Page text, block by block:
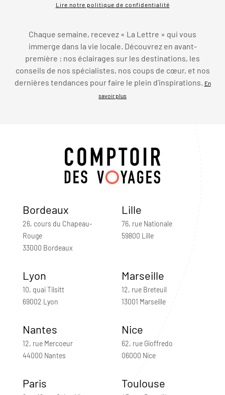
Lire notre politique de confidentialité
Chaque semaine, recevez « La Lettre » qui vous
immerge dans la vie locale. Découvrez en avant-
première : nos éclairages sur les destinations, les
conseils de nos spécialistes, nos coups de cœur, et nos
dernières tendances pour faire le plein d’inspirations.
En
savoir plus
Bordeaux
26, cours du Chapeau-
Rouge
33000 Bordeaux
Lille
76, rue Nationale
59800 Lille
Lyon
10, quai Tilsitt
69002 Lyon
Marseille
12, rue Breteuil
13001 Marseille
Nantes
12, rue Mercoeur
44000 Nantes
Nice
62, rue Gioffredo
06000 Nice
Paris Toulouse